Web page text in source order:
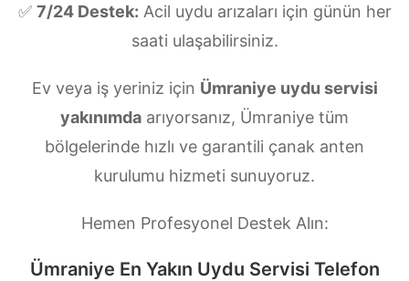
✅ 7/24 Destek: Acil uydu arızaları için günün her
saati ulaşabilirsiniz.
Ev veya iş yeriniz için Ümraniye uydu servisi
yakınımda arıyorsanız, Ümraniye tüm
bölgelerinde hızlı ve garantili çanak anten
kurulumu hizmeti sunuyoruz.
Hemen Profesyonel Destek Alın:
Ümraniye En Yakın Uydu Servisi Telefon